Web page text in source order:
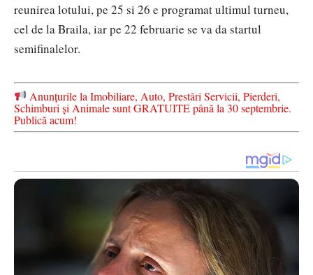
reunirea lotului, pe 25 si 26 e programat ultimul turneu,
cel de la Braila, iar pe 22 februarie se va da startul
semifinalelor.
Anunțurile la Imobiliare, Auto, Prestări Servicii, Pierderi,
Schimburi și Animale sunt GRATUITE până la 30 septembrie.
Publică acum!